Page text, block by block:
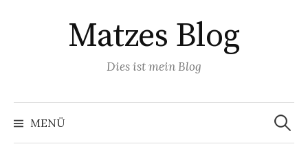
Matzes Blog
Dies ist mein Blog
MENÜ
Suchen
nach: